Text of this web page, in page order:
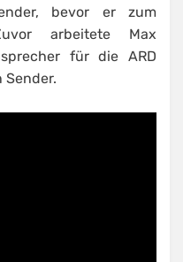
bevor er zum
arbeitete Max
für die ARD